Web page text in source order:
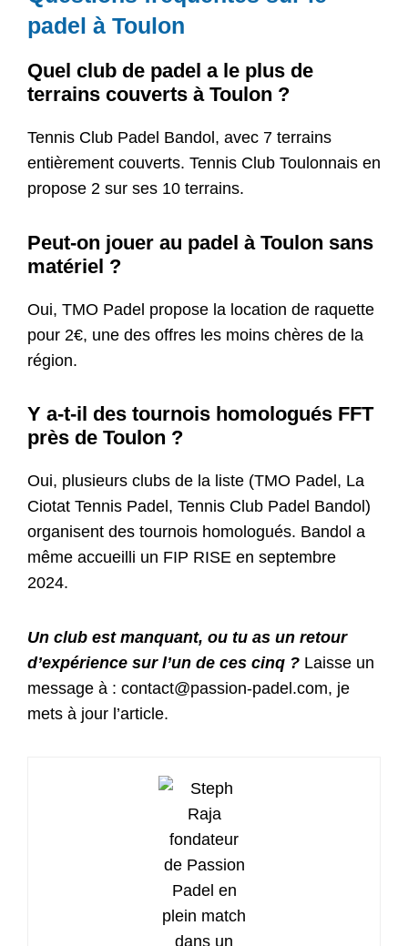
padel à Toulon
Quel club de padel a le plus de
terrains couverts à Toulon ?
Tennis Club Padel Bandol, avec 7 terrains
entièrement couverts. Tennis Club Toulonnais en
propose 2 sur ses 10 terrains.
Peut-on jouer au padel à Toulon sans
matériel ?
Oui, TMO Padel propose la location de raquette
pour 2€, une des offres les moins chères de la
région.
Y a-t-il des tournois homologués FFT
près de Toulon ?
Oui, plusieurs clubs de la liste (TMO Padel, La
Ciotat Tennis Padel, Tennis Club Padel Bandol)
organisent des tournois homologués. Bandol a
même accueilli un FIP RISE en septembre
2024.
Un club est manquant, ou tu as un retour
d’expérience sur l’un de ces cinq ? Laisse un
message à : contact@passion-padel.com, je
mets à jour l’article.